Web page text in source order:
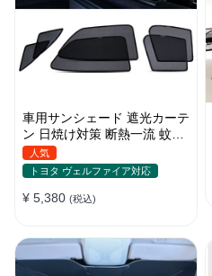
車用サンシェード 遮光カーテ
ン 日焼け対策 断熱一流 蚊よ
け 汎用 マグネット付き 取付
簡単
人気
トヨタ ヴェルファイア対応
¥ 5,380 (税込)